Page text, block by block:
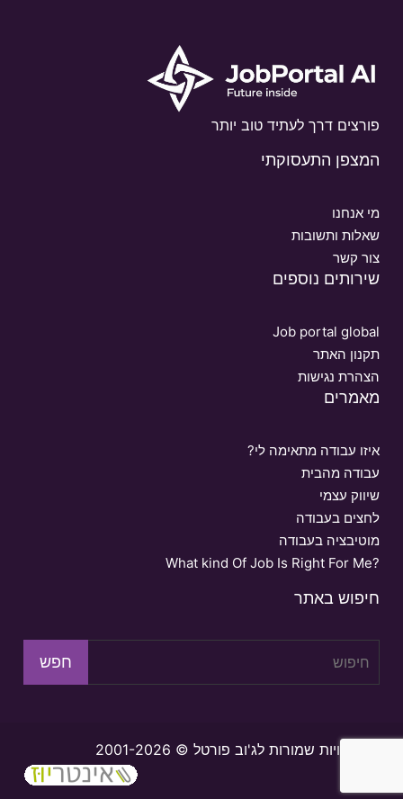
פורצים דרך לעתיד טוב יותר
המצפן התעסוקתי
מי אנחנו
שאלות ותשובות
צור קשר
שירותים נוספים
Job portal global
תקנון האתר
הצהרת נגישות
מאמרים
איזו עבודה מתאימה לי?
עבודה מהבית
שיווק עצמי
לחצים בעבודה
מוטיבציה בעבודה
What kind Of Job Is Right For Me?
חיפוש באתר
כל הזכויות שמורות לג'וב פורטל © 2001-2026